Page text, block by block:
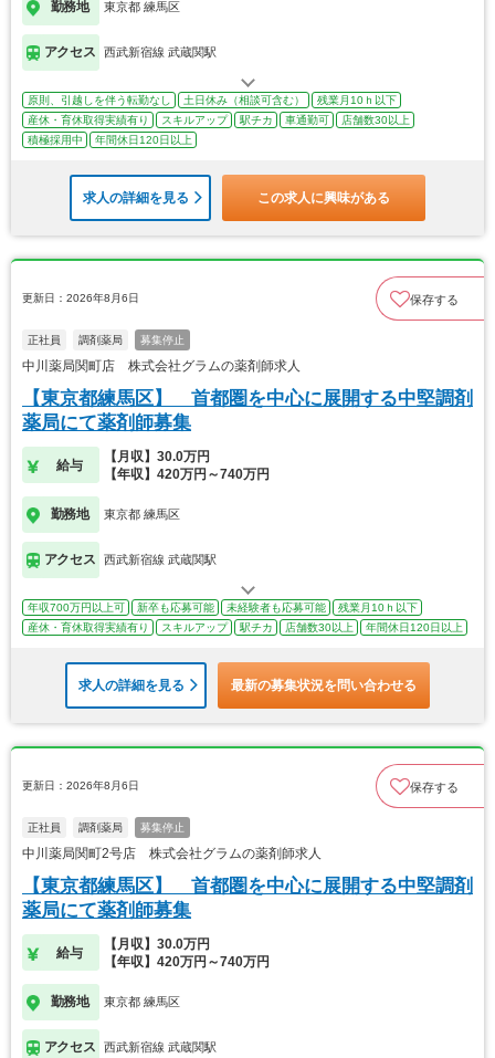
勤務地 東京都 練馬区
アクセス 西武新宿線 武蔵関駅
原則、引越しを伴う転勤なし 土日休み（相談可含む）
残業月10ｈ以下
産休・育休取得実績有り
スキルアップ 駅チカ 車通勤可
店舗数30以上
積極採用中
年間休日120日以上
求人の詳細を見る この求人に興味がある
更新日：2026年8月6日 保存する
正社員 調剤薬局 募集停止
中川薬局関町店 株式会社グラムの薬剤師求人
【東京都練馬区】 首都圏を中心に展開する中堅調剤
薬局にて薬剤師募集
給与
【月収】30.0万円
【年収】420万円～740万円
勤務地 東京都 練馬区
アクセス 西武新宿線 武蔵関駅
年収700万円以上可 新卒も応募可能 未経験者も応募可能
残業月10ｈ以下
産休・育休取得実績有り
スキルアップ 駅チカ 店舗数30以上 年間休日120日以上
求人の詳細を見る 最新の募集状況を問い合わせる
更新日：2026年8月6日 保存する
正社員 調剤薬局 募集停止
中川薬局関町2号店 株式会社グラムの薬剤師求人
【東京都練馬区】 首都圏を中心に展開する中堅調剤
薬局にて薬剤師募集
給与
【月収】30.0万円
【年収】420万円～740万円
勤務地 東京都 練馬区
アクセス 西武新宿線 武蔵関駅